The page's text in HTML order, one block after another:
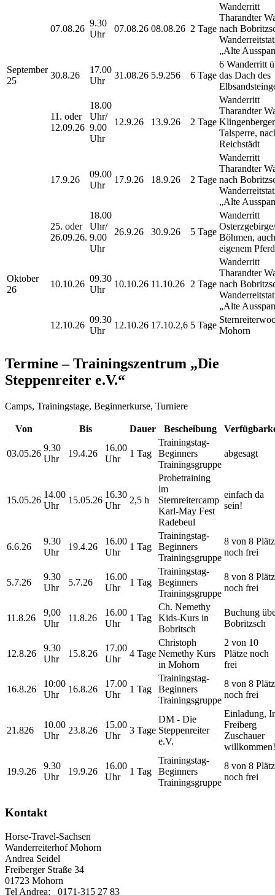
07.08.26
9.30
Uhr
07.08.26 08.08.26 2 Tage
Wanderritt
Tharandter
nach
„Alte
September
25
30.8.26
17.00
Uhr
31.08.26 5.9.256 6 Tage
6 Wanderritt
das Dach des
11. oder
12.09.26
18.00
Uhr/
9.00
Uhr
12.9.26 13.9.26 2 Tage
Wanderritt
Tharandter
Klingenberger
Talsperre,
Reichstädt
17.9.26
09.00
Uhr
17.9.26 18.9.26 2 Tage
Wanderritt
Tharandter
nach
„Alte
25. oder
26.09.26.
18.00
Uhr/
9.00
Uhr
26.9.26 30.9.26 5 Tage
Wanderritt
Osterzgebirge/
Böhmen,
eigenem Pferd
Oktober
26
10.10.26
09.30
Uhr
10.10.26 11.10.26 2 Tage
Wanderritt
Tharandter
nach
„Alte
12.10.26
09.30
Uhr
12.10.26 17.10.2,6 5 Tage
Mohorn
Termine – Trainingszentrum „Die
Steppenreiter e.V.“
Camps, Trainingstage, Beginnerkurse, Turniere
Von Bis Dauer Bescheibung
03.05.26
9.30
Uhr
19.4.26
16.00
Uhr
1 Tag
Trainingstag-
Beginners
Trainingsgruppe
abgesagt
15.05.26
14.00
Uhr
15.05.26
16.30
Uhr
2,5 h
Probetraining
im
Sternreitercamp
Karl-May Fest
Radebeul
einfach da
sein!
6.6.26
9.30
Uhr
19.4.26
16.00
Uhr
1 Tag
Trainingstag-
Beginners
Trainingsgruppe
8 von 8
noch frei
5.7.26
9.30
Uhr
5.7.26
16.00
Uhr
1 Tag
Trainingstag-
Beginners
Trainingsgruppe
8 von 8
noch frei
11.8.26
9,00
Uhr
11.8.26
16.00
Uhr
1 Tag
Ch. Nemethy
Kids-Kurs in
Bobritsch
Buchung
Bobritzsch
12.8.26
9.30
Uhr
15.8.26
17.00
Uhr
4 Tage
Christoph
Nemethy Kurs
in Mohorn
2 von 10
Plätze noch
frei
16.8.26
10:00
Uhr
16.8.26
17.00
Uhr
1 Tag
Trainingstag-
Beginners
Trainingsgruppe
8 von 8
noch frei
21.826
10.00
Uhr
23.8.26
15.00
Uhr
3 Tage
DM - Die
Steppenreiter
e.V.
Einladung,
Freiberg
Zuschauer
willkommen!
19.9.26
9.30
Uhr
19.9.26
16.00
Uhr
1 Tag
Trainingstag-
Beginners
Trainingsgruppe
8 von 8
noch frei
Kontakt
Horse-Travel-Sachsen
Wanderreiterhof Mohorn
Andrea Seidel
Freiberger Straße 34
01723 Mohorn
Tel Andrea: 0171-315 27 83